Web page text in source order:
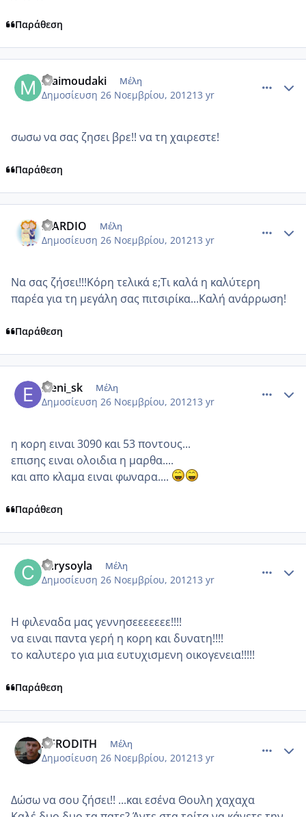
Παράθεση
Maimoudaki Μέλη
Δημοσίευση 26 Νοεμβρίου, 201213 yr
σωσω να σας ζησει βρε!! να τη χαιρεστε!
Παράθεση
MARDIO Μέλη
Δημοσίευση 26 Νοεμβρίου, 201213 yr
Να σας ζήσει!!!Κόρη τελικά ε;Τι καλά η καλύτερη
παρέα για τη μεγάλη σας πιτσιρίκα...Καλή ανάρρωση!
Παράθεση
Eleni_sk Μέλη
Δημοσίευση 26 Νοεμβρίου, 201213 yr
η κορη ειναι 3090 και 53 ποντους...
επισης ειναι ολοιδια η μαρθα....
και απο κλαμα ειναι φωναρα....
Παράθεση
chrysoyla Μέλη
Δημοσίευση 26 Νοεμβρίου, 201213 yr
Η φιλεναδα μας γεννησεεεεεεε!!!!
να ειναι παντα γερή η κορη και δυνατη!!!!
το καλυτερο για μια ευτυχισμενη οικογενεια!!!!!
Παράθεση
AFRODITH Μέλη
Δημοσίευση 26 Νοεμβρίου, 201213 yr
Δώσω να σου ζήσει!! ...και εσένα Θουλη χαχαχα